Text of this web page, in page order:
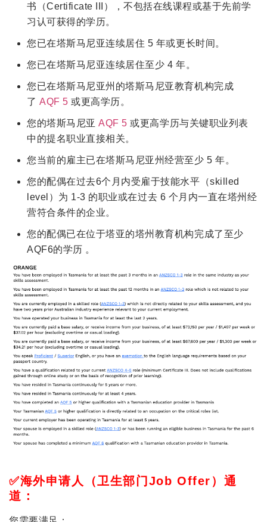
书（Certificate III），不包括在线课程或基于先前学
习认可获得的学历。
您已在塔斯马尼亚连续居住 5 年或更长时间。
您已在塔斯马尼亚连续居住至少 4 年。
您已在塔斯马尼亚州的塔斯马尼亚教育机构完成
了AQF 5 或更高学历。
您的塔斯马尼亚AQF 5 或更高学历与关键职业列表
中的提名职业直接相关。
您当前的雇主已在塔斯马尼亚州经营至少 5 年。
您的配偶在过去6个月内受雇于技能水平（skilled
level）为 1-3 的职业或在过去 6 个月内一直在塔州经
营符合条件的企业。
您的配偶已在位于塔亚的塔州教育机构完成了至少
AQF6的学历 。
✅海外申请人（卫生部门Job Offer）通
道：